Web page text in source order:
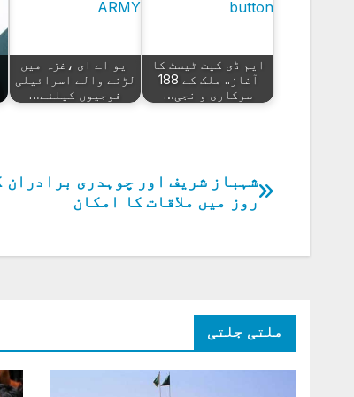
ایم ڈی کیٹ ٹیسٹ کا
آغاز.. ملک کے 188
سرکاری و نجی…
یو اے ای ،غزہ میں
لڑنے والے اسرائیلی
فوجیوں کیلئے…
پوسٹوں
نیویگیشن
روز میں ملاقات کا امکان
ملتی جلتی